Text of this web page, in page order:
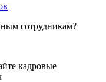
сотрудникам?
кадровые